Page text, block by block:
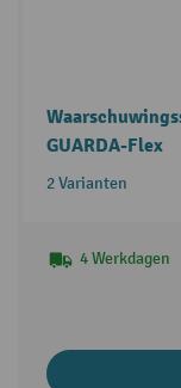
GUARDA-Flex
2 Varianten
4 Werkdagen